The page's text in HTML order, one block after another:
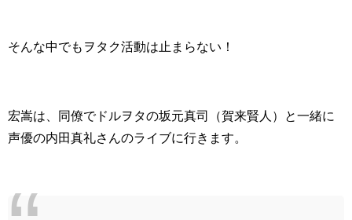
そんな中でもヲタク活動は止まらない！
宏嵩は、同僚でドルヲタの坂元真司（賀来賢人）と一緒に
声優の内田真礼さんのライブに行きます。